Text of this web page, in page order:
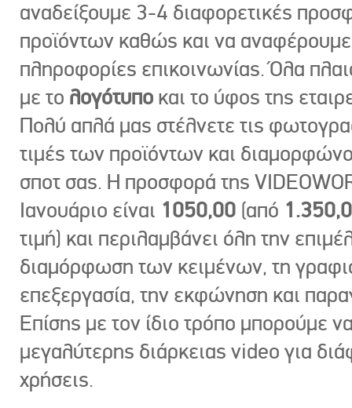
αναδείξουμε 3-4 διαφορετικές
προϊόντων καθώς και να
πληροφορίες επικοινωνίας. Όλα
με το λογότυπο και το ύφος της
Πολύ απλά μας στέλνετε τις
τιμές των προϊόντων και
σποτ σας. Η προσφορά της
Ιανουάριο είναι 1050,00 (από
τιμή) και περιλαμβάνει όλη την
διαμόρφωση των κειμένων, τη
επεξεργασία, την εκφώνηση και
Επίσης με τον ίδιο τρόπο μπορούμε
μεγαλύτερης διάρκειας video για
χρήσεις.